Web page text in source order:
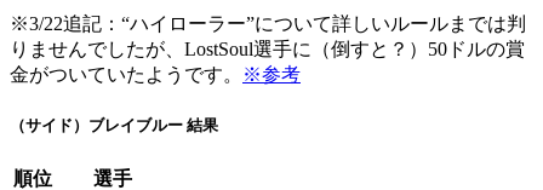
※3/22追記：“ハイローラー”について詳しいルールまでは判
りませんでしたが、LostSoul選手に（倒すと？）50ドルの賞
金がついていたようです。
※参考
（サイド）ブレイブルー 結果
順位
選手